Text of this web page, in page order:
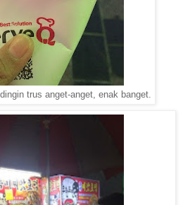
trus anget-anget, enak banget.